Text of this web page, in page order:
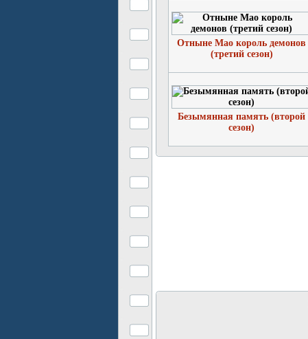
Отныне Мао король демонов
(третий сезон)
Безымянная память (второй
сезон)